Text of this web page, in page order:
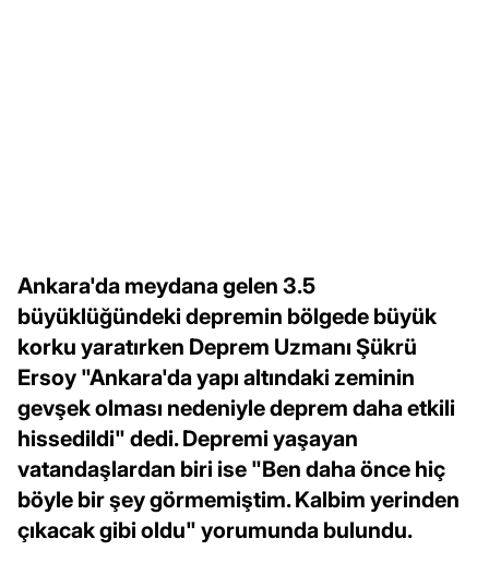
Ankara'da meydana gelen 3.5
büyüklüğündeki depremin bölgede büyük
korku yaratırken Deprem Uzmanı Şükrü
Ersoy "Ankara'da yapı altındaki zeminin
gevşek olması nedeniyle deprem daha etkili
hissedildi" dedi. Depremi yaşayan
vatandaşlardan biri ise "Ben daha önce hiç
böyle bir şey görmemiştim. Kalbim yerinden
çıkacak gibi oldu" yorumunda bulundu.